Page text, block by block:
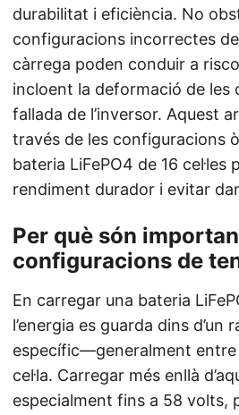
durabilitat i eficiència. No
configuracions incorrectes
càrrega poden conduir a
incloent la deformació de les
fallada de l’inversor. Aquest
través de les configuracions
bateria LiFePO4 de 16 cel·les
rendiment durador i evitar
Per què són
configuracions de
En carregar una bateria
l’energia es guarda dins d’un
específic—generalment
cel·la. Carregar més enllà
especialment fins a 58 volts,